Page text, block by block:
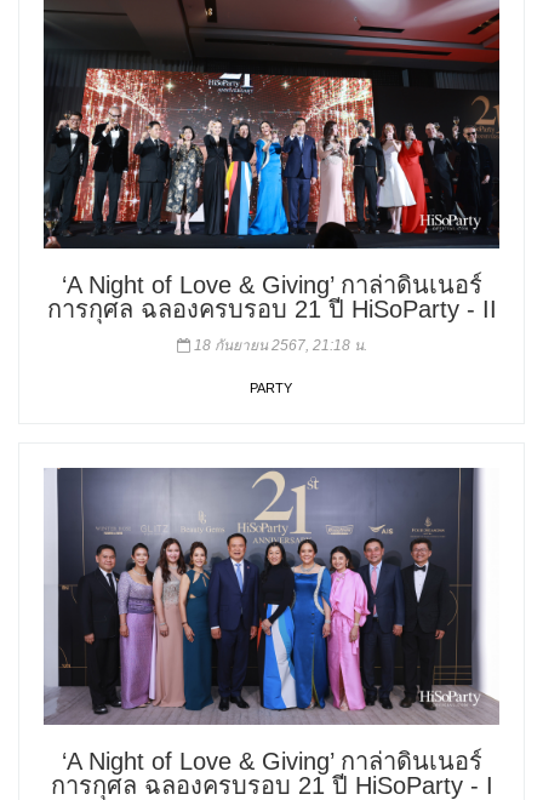
‘A Night of Love & Giving’ กาล่าดินเนอร์
การกุศล ฉลองครบรอบ 21 ปี HiSoParty - II
18 กันยายน 2567, 21:18 น.
PARTY
‘A Night of Love & Giving’ กาล่าดินเนอร์
การกุศล ฉลองครบรอบ 21 ปี HiSoParty - I